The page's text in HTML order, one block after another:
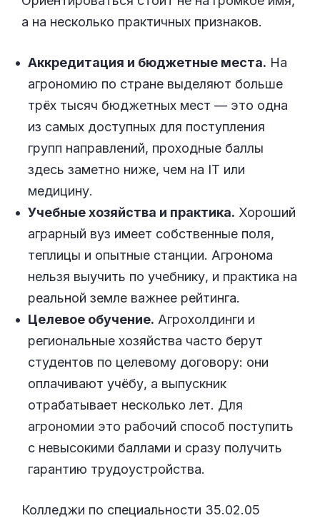
а на несколько практичных признаков.
Аккредитация и бюджетные места. На
агрономию по стране выделяют больше
трёх тысяч бюджетных мест — это одна
из самых доступных для поступления
групп направлений, проходные баллы
здесь заметно ниже, чем на IT или
медицину.
Учебные хозяйства и практика. Хороший
аграрный вуз имеет собственные поля,
теплицы и опытные станции. Агронома
нельзя выучить по учебнику, и практика на
реальной земле важнее рейтинга.
Целевое обучение. Агрохолдинги и
региональные хозяйства часто берут
студентов по целевому договору: они
оплачивают учёбу, а выпускник
отрабатывает несколько лет. Для
агрономии это рабочий способ поступить
с невысокими баллами и сразу получить
гарантию трудоустройства.
Колледжи по специальности 35.02.05